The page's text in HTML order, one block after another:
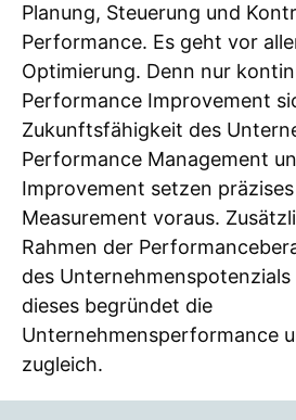
Planung, Steuerung und
Performance. Es geht vor
Optimierung. Denn nur
Performance Improvement
Zukunftsfähigkeit des
Performance Management
Improvement setzen
Measurement voraus.
Rahmen der
des
dieses begründet die
Unternehmensperformance
zugleich.